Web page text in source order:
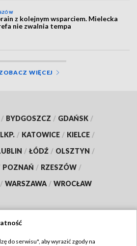
z kolejnym wsparciem. Mielecka
nie zwalnia tempa
WIĘCEJ
/ BYDGOSZCZ / GDAŃSK /
/ KATOWICE / KIELCE /
/ ŁÓDŹ / OLSZTYN /
POZNAŃ / RZESZÓW /
/ WARSZAWA / WROCŁAW
do serwisu", aby wyrazić zgody na